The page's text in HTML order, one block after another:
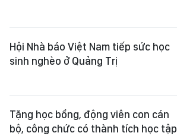
Hội Nhà báo Việt Nam tiếp sức học
sinh nghèo ở Quảng Trị
Tặng học bổng, động viên con cán
bộ, công chức có thành tích học tập